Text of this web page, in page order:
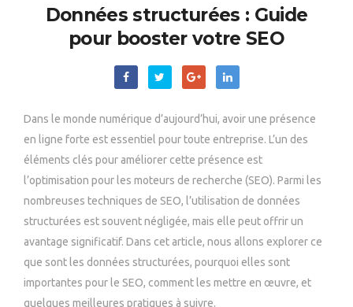
Données structurées : Guide
pour booster votre SEO
Dans le monde numérique d’aujourd’hui, avoir une présence
en ligne forte est essentiel pour toute entreprise. L’un des
éléments clés pour améliorer cette présence est
l’optimisation pour les moteurs de recherche (SEO). Parmi les
nombreuses techniques de SEO, l’utilisation de données
structurées est souvent négligée, mais elle peut offrir un
avantage significatif. Dans cet article, nous allons explorer ce
que sont les données structurées, pourquoi elles sont
importantes pour le SEO, comment les mettre en œuvre, et
quelques meilleures pratiques à suivre.